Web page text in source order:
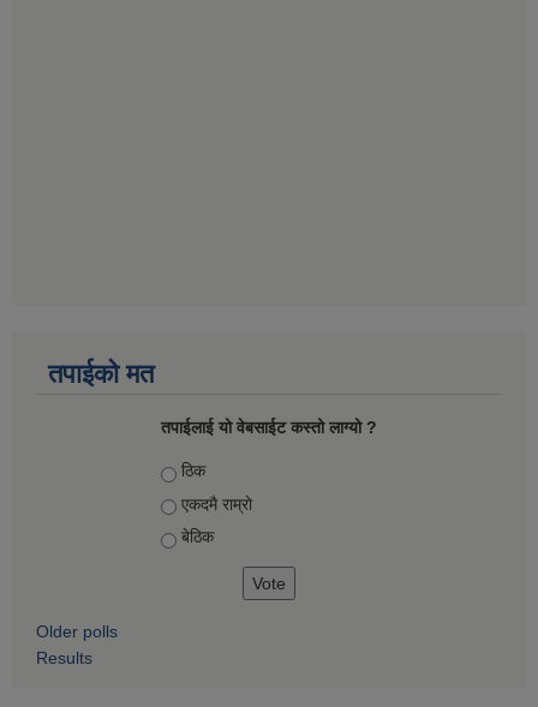
तपाईको मत
तपाईलाई यो वेबसाईट कस्तो लाग्यो ?
Choices
ठिक
एकदमै राम्राे
बेठिक
Older polls
Results